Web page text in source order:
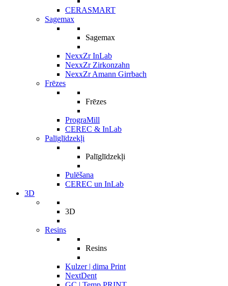
CERASMART
Sagemax
Sagemax
NexxZr InLab
NexxZr Zirkonzahn
NexxZr Amann Girrbach
Frēzes
Frēzes
PrograMill
CEREC & InLab
Palīglīdzekļi
Palīglīdzekļi
Pulēšana
CEREC un InLab
3D
3D
Resins
Resins
Kulzer | dima Print
NextDent